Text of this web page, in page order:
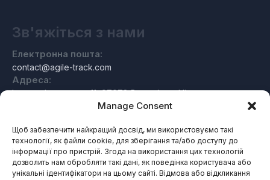
Manage Consent
Щоб забезпечити найкращий досвід, ми використовуємо такі
технології, як файли cookie, для зберігання та/або доступу до
інформації про пристрій. Згода на використання цих технологій
дозволить нам обробляти такі дані, як поведінка користувача або
унікальні ідентифікатори на цьому сайті. Відмова або відкликання
Про нас
Зв'яжіться з нами
Електронна пошта:
contact@agile-track.com
Адреса:
Індустріаштрассе 11, 97078 Вюрцбург, Німеччина